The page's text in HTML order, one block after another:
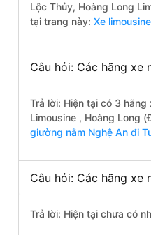
Lộc Thủy, Hoàng Long
tại trang này: Xe
Câu hỏi: Các hãng xe
Trả lời: Hiện tại có 3
Limousine , Hoàng Long
giường nằm Nghệ An đi
Câu hỏi: Các hãng xe
Trả lời: Hiện tại chưa có